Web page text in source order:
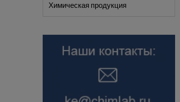
Химическая продукция